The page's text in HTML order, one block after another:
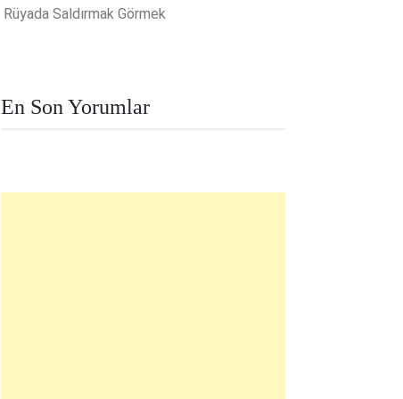
Rüyada Saldırmak Görmek
En Son Yorumlar